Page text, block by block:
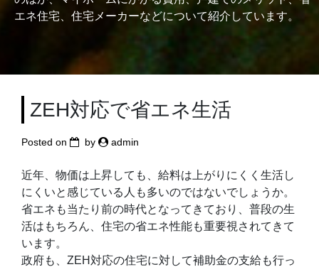
エネ住宅、住宅メーカーなどについて紹介しています。
ZEH対応で省エネ生活
Posted on by admin
近年、物価は上昇しても、給料は上がりにくく生活し
にくいと感じている人も多いのではないでしょうか。
省エネも当たり前の時代となってきており、普段の生
活はもちろん、住宅の省エネ性能も重要視されてきて
います。
政府も、ZEH対応の住宅に対して補助金の支給も行っ